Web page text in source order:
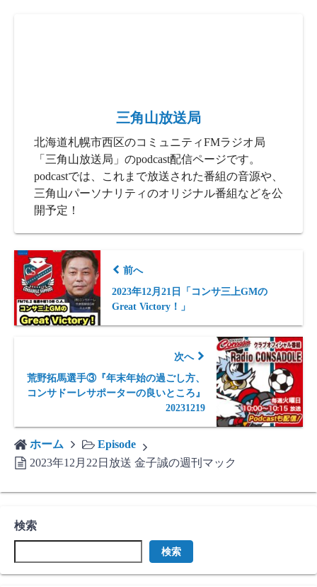
三角山放送局
北海道札幌市西区のコミュニティFMラジオ局
「三角山放送局」のpodcast配信ページです。
podcastでは、これまで放送された番組の音源や、
三角山パーソナリティのオリジナル番組などを公
開予定！
前へ
2023年12月21日「コンサ三上GMの
Great Victory！」
次へ
荒野拓馬選手③『年末年始の過ごし方、
コンサドーレサポーターの良いところ』
20231219
ホーム
Episode
2023年12月22日放送 金子誠の週刊マック
検索
検索